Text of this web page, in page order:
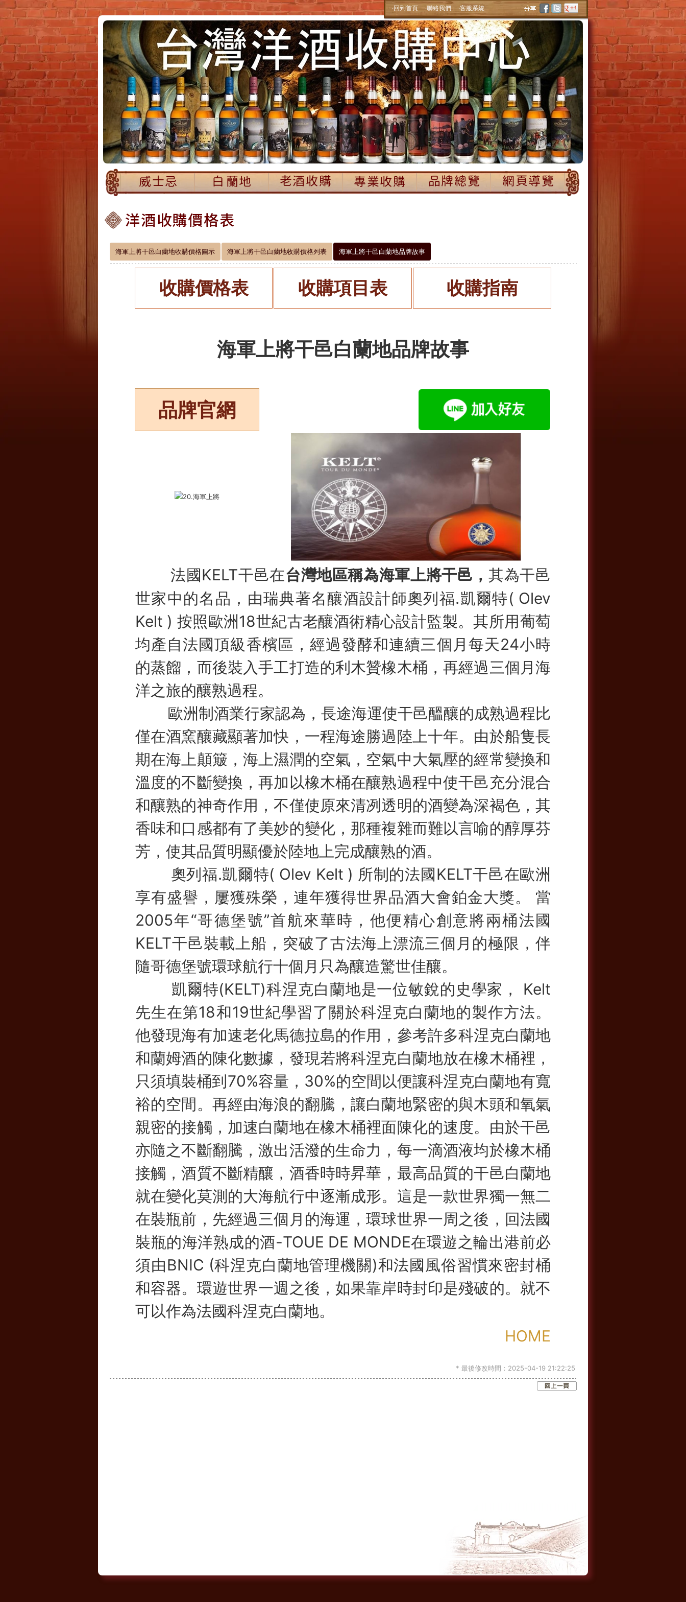
‧回到首頁 ‧聯絡我們 ‧客服系統
海軍上將干邑白蘭地收購價格圖示 海軍上將干邑白蘭地收購價格列表 海軍上將干邑白蘭地品牌故事
收購價格表 收購項目表 收購指南
海軍上將干邑白蘭地品牌故事
品牌官網
法國KELT干邑在台灣地區稱為海軍上將干邑，其為干邑
世家中的名品，由瑞典著名釀酒設計師奧列福.凱爾特( Olev
Kelt ) 按照歐洲18世紀古老釀酒術精心設計監製。其所用葡萄
均產自法國頂級香檳區，經過發酵和連續三個月每天24小時
的蒸餾，而後裝入手工打造的利木贊橡木桶，再經過三個月海
洋之旅的釀熟過程。
歐洲制酒業行家認為，長途海運使干邑醞釀的成熟過程比
僅在酒窯釀藏顯著加快，一程海途勝過陸上十年。由於船隻長
期在海上顛簸，海上濕潤的空氣，空氣中大氣壓的經常變換和
溫度的不斷變換，再加以橡木桶在釀熟過程中使干邑充分混合
和釀熟的神奇作用，不僅使原來清冽透明的酒變為深褐色，其
香味和口感都有了美妙的變化，那種複雜而難以言喻的醇厚芬
芳，使其品質明顯優於陸地上完成釀熟的酒。
奧列福.凱爾特( Olev Kelt ) 所制的法國KELT干邑在歐洲
享有盛譽，屢獲殊榮，連年獲得世界品酒大會鉑金大獎。 當
2005年“哥德堡號”首航來華時，他便精心創意將兩桶法國
KELT干邑裝載上船，突破了古法海上漂流三個月的極限，伴
隨哥德堡號環球航行十個月只為釀造驚世佳釀。
凱爾特(KELT)科涅克白蘭地是一位敏銳的史學家， Kelt
先生在第18和19世紀學習了關於科涅克白蘭地的製作方法。
他發現海有加速老化馬德拉島的作用，參考許多科涅克白蘭地
和蘭姆酒的陳化數據，發現若將科涅克白蘭地放在橡木桶裡，
只須填裝桶到70%容量，30%的空間以便讓科涅克白蘭地有寬
裕的空間。再經由海浪的翻騰，讓白蘭地緊密的與木頭和氧氣
親密的接觸，加速白蘭地在橡木桶裡面陳化的速度。 由於干邑
亦隨之不斷翻騰，激出活潑的生命力，每一滴酒液均於橡木桶
接觸，酒質不斷精釀，酒香時時昇華，最高品質的干邑白蘭地
就在變化莫測的大海航行中逐漸成形。這是一款世界獨一無二
在裝瓶前，先經過三個月的海運，環球世界一周之後，回法國
裝瓶的海洋熟成的酒-TOUE DE MONDE在環遊之輪出港前必
須由BNIC (科涅克白蘭地管理機關)和法國風俗習慣來密封桶
和容器。環遊世界一週之後，如果靠岸時封印是殘破的。就不
可以作為法國科涅克白蘭地。
HOME
* 最後修改時間：2025-04-19 21:22:25